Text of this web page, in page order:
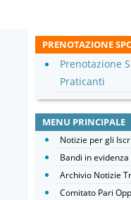
PRENOTAZIONE
Prenotazione
Praticanti
MENU PRINCIPALE
Notizie per gli
Bandi in evidenza
Archivio Notizie
Comitato Pari